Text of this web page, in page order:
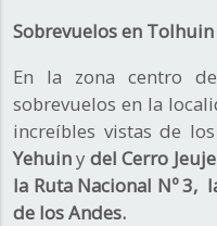
Sobrevuelos en Tolhuin
En la zona centro
sobrevuelos en la
increíbles vistas de los
Yehuiny del Cerro
la Ruta Nacional Nº 3,
de los Andes.